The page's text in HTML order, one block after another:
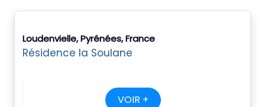
Loudenvielle, Pyrénées, France
Résidence la Soulane
VOIR +